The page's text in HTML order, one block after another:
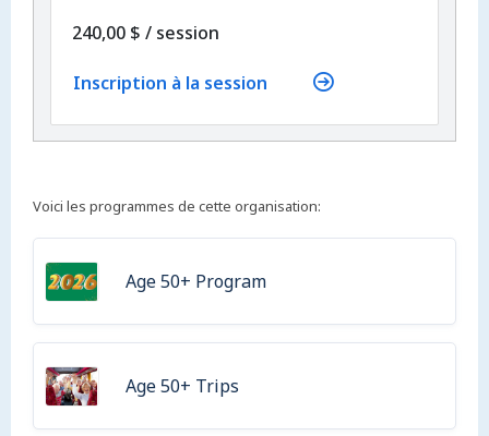
240,00 $ / par
session
Inscription à la session
Voici les programmes de cette organisation:
Age 50+ Program
Age 50+ Trips